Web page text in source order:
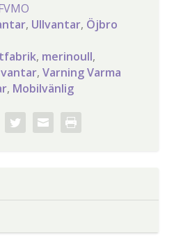
, Ullvantar, Öjbro
, merinoull,
vantar,Varning Varma
, Mobilvänlig